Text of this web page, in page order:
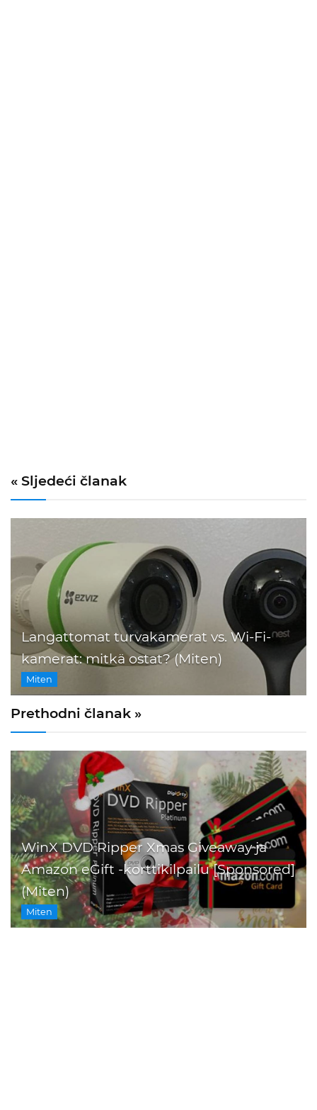
« Sljedeći članak
Langattomat turvakamerat vs. Wi-Fi-
kamerat: mitkä ostat? (Miten)
Miten
Prethodni članak »
WinX DVD Ripper Xmas Giveaway ja
Amazon eGift -korttikilpailu [Sponsored]
(Miten)
Miten